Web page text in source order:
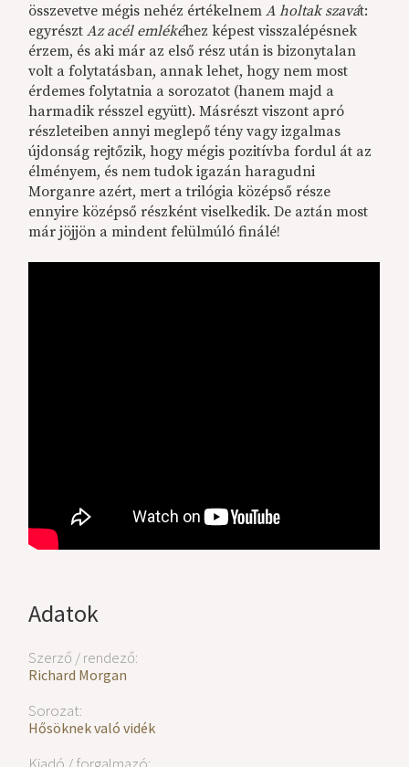
Adatok
Szerző / rendező:
Richard Morgan
Sorozat:
Hősöknek való vidék
összevetve mégis nehéz értékelnemA holtak szavát:
egyrésztAz acél emlékéhez képest visszalépésnek
érzem, és aki már az első rész után is bizonytalan
volt a folytatásban, annak lehet, hogy nem most
érdemes folytatnia a sorozatot (hanem majd a
harmadik résszel együtt). Másrészt viszont apró
részleteiben annyi meglepő tény vagy izgalmas
újdonság rejtőzik, hogy mégis pozitívba fordul át az
élményem, és nem tudok igazán haragudni
Morganre azért, mert a trilógia középső része
ennyire középső részként viselkedik. De aztán most
már jöjjön a mindent felülmúló finálé!